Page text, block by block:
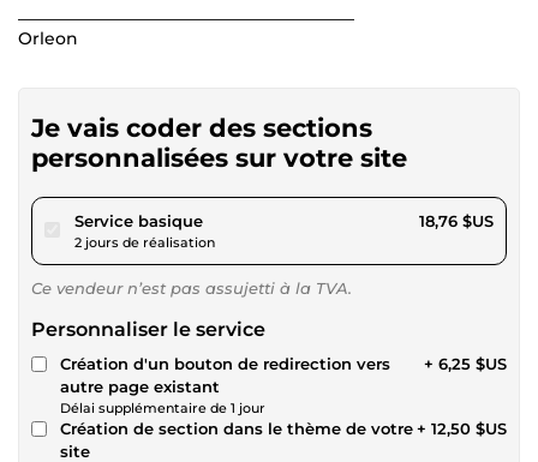
Orleon
Je vais coder des sections
personnalisées sur votre site
Service basiquepour 17,28 $US
2 jours de réalisation
18,76 $US
Ce vendeur n’est pas assujetti à la TVA.
Personnaliser le service
Création d'un bouton de redirection vers
autre page existant
Délai supplémentaire de 1 jour
+ 6,25 $US
Création de section dans le thème de votre
site
+ 12,50 $US